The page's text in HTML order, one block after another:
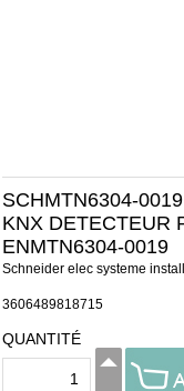
SCHMTN6304-0019
KNX DETECTEUR
ENMTN6304-0019
Schneider elec systeme
3606489818715
QUANTITÉ